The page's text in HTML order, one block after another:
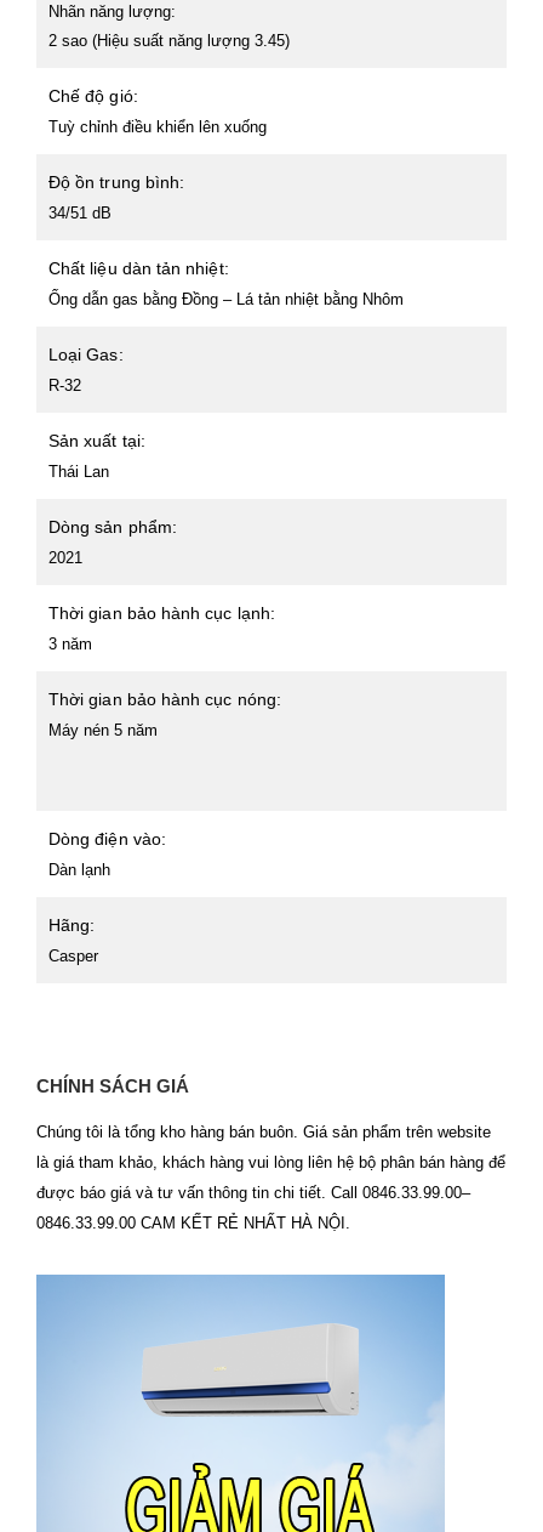
Nhãn năng lượng:
2 sao (Hiệu suất năng lượng 3.45)
Chế độ gió:
Tuỳ chỉnh điều khiển lên xuống
Độ ồn trung bình:
34/51 dB
Chất liệu dàn tản nhiệt:
Ống dẫn gas bằng Đồng – Lá tản nhiệt bằng Nhôm
Loại Gas:
R-32
Sản xuất tại:
Thái Lan
Dòng sản phẩm:
2021
Thời gian bảo hành cục lạnh:
3 năm
Thời gian bảo hành cục nóng:
Máy nén 5 năm
Dòng điện vào:
Dàn lạnh
Hãng:
Casper
CHÍNH SÁCH GIÁ
Chúng tôi là tổng kho hàng bán buôn. Giá sản phẩm trên website
là giá tham khảo, khách hàng vui lòng liên hệ bộ phân bán hàng để
được báo giá và tư vấn thông tin chi tiết. Call 0846.33.99.00–
0846.33.99.00 CAM KẾT RẺ NHẤT HÀ NỘI.